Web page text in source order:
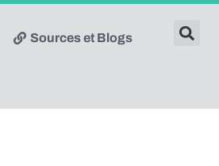
Sources et Blogs